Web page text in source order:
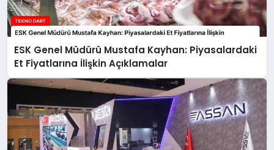
ESK Genel Müdürü Mustafa Kayhan: Piyasalardaki
Et Fiyatlarına İlişkin Açıklamalar